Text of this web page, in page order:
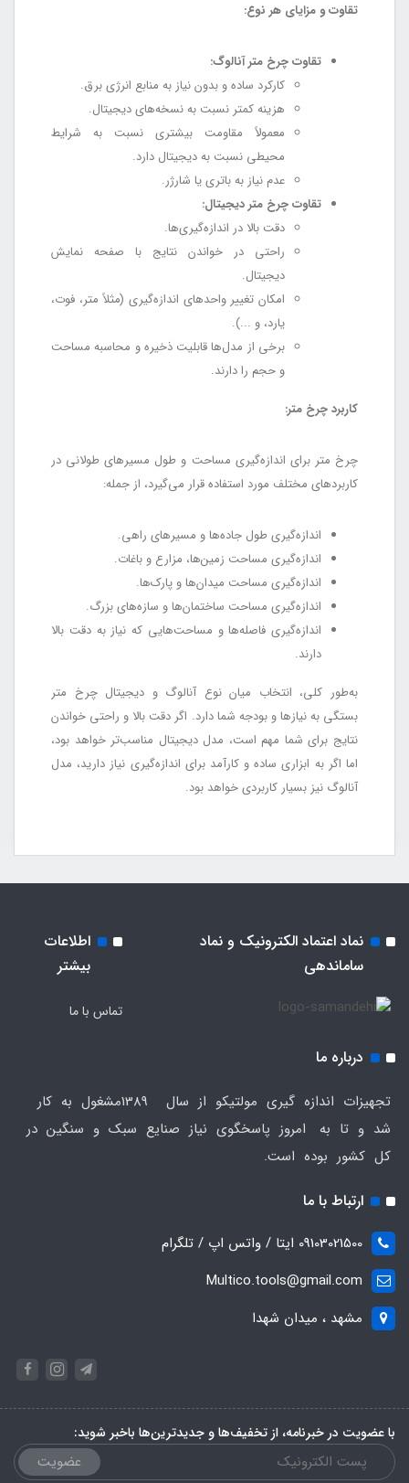
تقاوت و مزایای هر نوع:
تقاوت چرخ متر آنالوگ:
کارکرد ساده و بدون نیاز به منابع انرژی برق.
هزینه کمتر نسبت به نسخه‌های دیجیتال.
معمولاً مقاومت بیشتری نسبت به شرایط
محیطی نسبت به دیجیتال دارد.
عدم نیاز به باتری یا شارژر.
تقاوت چرخ متر دیجیتال:
دقت بالا در اندازه‌گیری‌ها.
راحتی در خواندن نتایج با صفحه نمایش
دیجیتال.
امکان تغییر واحدهای اندازه‌گیری (مثلاً متر، فوت،
یارد، و ...).
برخی از مدل‌ها قابلیت ذخیره و محاسبه مساحت
و حجم را دارند.
کاربرد چرخ متر:
چرخ متر برای اندازه‌گیری مساحت و طول مسیرهای طولانی در
کاربردهای مختلف مورد استفاده قرار می‌گیرد، از جمله:
اندازه‌گیری طول جاده‌ها و مسیرهای راهی.
اندازه‌گیری مساحت زمین‌ها، مزارع و باغات.
اندازه‌گیری مساحت میدان‌ها و پارک‌ها.
اندازه‌گیری مساحت ساختمان‌ها و سازه‌های بزرگ.
اندازه‌گیری فاصله‌ها و مساحت‌هایی که نیاز به دقت بالا
دارند.
به‌طور کلی، انتخاب میان نوع آنالوگ و دیجیتال چرخ متر
بستگی به نیازها و بودجه شما دارد. اگر دقت بالا و راحتی خواندن
نتایج برای شما مهم است، مدل دیجیتال مناسب‌تر خواهد بود،
اما اگر به ابزاری ساده و کارآمد برای اندازه‌گیری نیاز دارید، مدل
آنالوگ نیز بسیار کاربردی خواهد بود.
نماد اعتماد الکترونیک و نماد
ساماندهی
اطلاعات
بیشتر
تماس با ما
درباره ما
تجهیزات اندازه گیری مولتیکو از سال 1389مشغول به کار
شد و تا به امروز پاسخگوی نیاز صنایع سبک و سنگین در
کل کشور بوده است.
ارتباط با ما
09103021500 ایتا / واتس اپ / تلگرام
Multico.tools@gmail.com
مشهد ، میدان شهدا
با عضویت در خبرنامه، از تخفیف‌ها و جدیدترین‌ها باخبر شوید:
عضویت